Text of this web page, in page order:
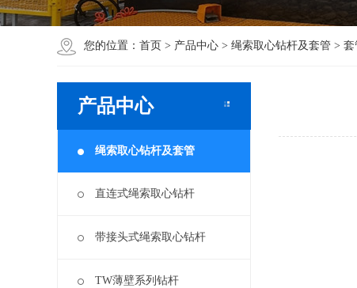
您的位置： 首页 > 产品中心 > 绳索取心钻杆及套管 > 套
产品中心
绳索取心钻杆及套管
直连式绳索取心钻杆
带接头式绳索取心钻杆
TW薄壁系列钻杆